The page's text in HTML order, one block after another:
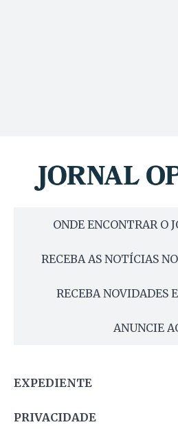
ONDE ENCONTRAR O
RECEBA AS NOTÍCIAS
RECEBA NOVIDADES
ANUNCIE
EXPEDIENTE
PRIVACIDADE